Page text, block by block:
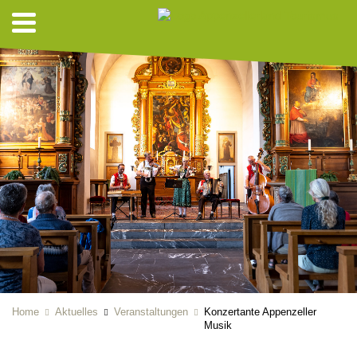
Home Aktuelles Veranstaltungen
Konzertante Appenzeller
Musik